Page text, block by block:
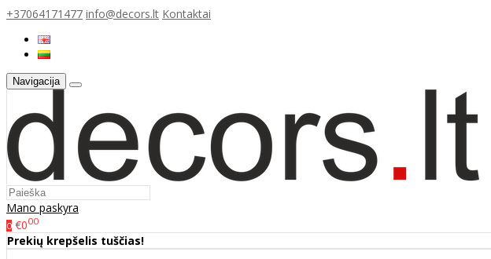
+37064171477 info@decors.lt Kontaktai
Navigacija
Mano paskyra
0 €000
Prekių krepšelis tuščias!